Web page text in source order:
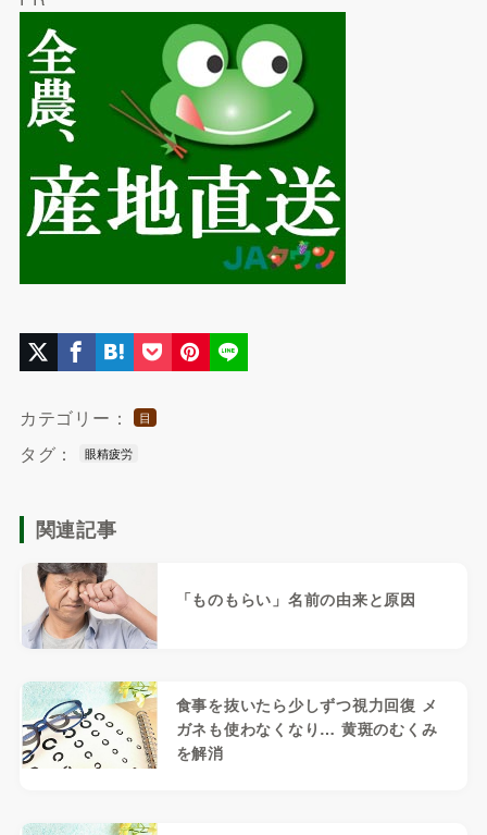
カテゴリー： 目
タグ： 眼精疲労
関連記事
「ものもらい」名前の由来と原因
食事を抜いたら少しずつ視力回復 メ
ガネも使わなくなり… 黄斑のむくみ
を解消